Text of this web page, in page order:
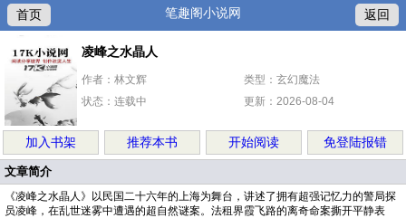
首页 笔趣阁小说网 返回
凌峰之水晶人
作者：林文辉
类型：玄幻魔法
状态：连载中
更新：2026-08-04
加入书架 推荐本书 开始阅读 免登陆报错
文章简介
《凌峰之水晶人》以民国二十六年的上海为舞台，讲述了拥有超强记忆力的警局探
员凌峰，在乱世迷雾中遭遇的超自然谜案。法租界霞飞路的离奇命案撕开平静表